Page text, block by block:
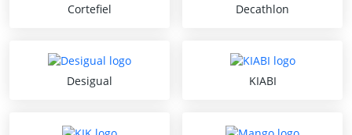
Cortefiel Decathlon
Desigual KIABI